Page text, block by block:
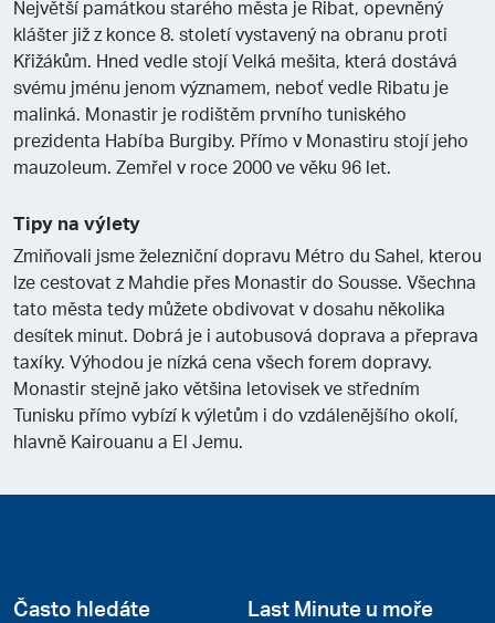
Největší památkou starého města je Ribat, opevněný
klášter již z konce 8. století vystavený na obranu proti
Křižákům. Hned vedle stojí Velká mešita, která dostává
svému jménu jenom významem, neboť vedle Ribatu je
malinká. Monastir je rodištěm prvního tuniského
prezidenta Habíba Burgiby. Přímo v Monastiru stojí jeho
mauzoleum. Zemřel v roce 2000 ve věku 96 let.
Tipy na výlety
Zmiňovali jsme železniční dopravu Métro du Sahel, kterou
lze cestovat z Mahdie přes Monastir do Sousse. Všechna
tato města tedy můžete obdivovat v dosahu několika
desítek minut. Dobrá je i autobusová doprava a přeprava
taxíky. Výhodou je nízká cena všech forem dopravy.
Monastir stejně jako většina letovisek ve středním
Tunisku přímo vybízí k výletům i do vzdálenějšího okolí,
hlavně Kairouanu a El Jemu.
Často hledáte Last Minute u moře